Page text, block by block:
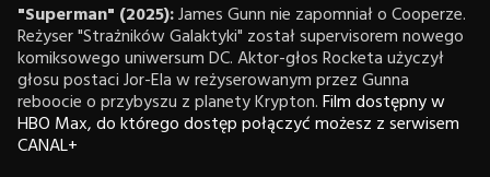
"Superman" (2025):James Gunn nie zapomniał o Cooperze.
Reżyser "Strażników Galaktyki" został supervisorem nowego
komiksowego uniwersum DC. Aktor-głos Rocketa użyczył
głosu postaci Jor-Ela w reżyserowanym przez Gunna
reboocie o przybyszu z planety Krypton.Film dostępny w
HBO Max, do którego dostęp połączyć możesz z serwisem
CANAL+